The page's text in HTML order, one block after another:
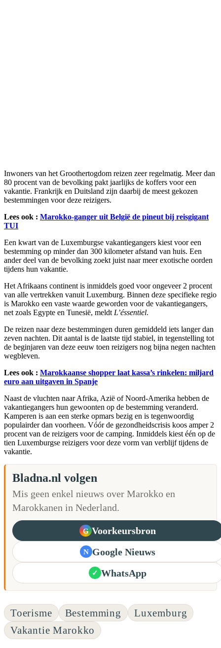
Inwoners van het Groothertogdom reizen zeer regelmatig. Meer dan
80 procent van de bevolking pakt jaarlijks de koffers voor een
vakantie. Frankrijk en Duitsland zijn daarbij de meest gekozen
bestemmingen voor deze reizigers.
Lees ook : Marokko-ganger uit België de pineut bij reisgigant
TUI
Een kwart van de Luxemburgse vakantiegangers kiest voor een
bestemming op minder dan 300 kilometer afstand van huis. Een
ander deel van de bevolking zoekt juist naar meer exotische oorden
tijdens hun vakantie.
Het Afrikaans continent is inmiddels goed voor ongeveer 2 procent
van alle vertrekken vanuit Luxemburg. Binnen deze specifieke regio
is Marokko een vaste waarde geworden voor de vakantiegangers,
net zoals Egypte en Tunesië, meldt L’éssentiel.
De reizen naar deze bestemmingen duren gemiddeld iets langer dan
zeven nachten. Dit aantal is de laatste tijd stabiel, in tegenstelling tot
de beginjaren van deze eeuw toen reizigers nog bijna negen nachten
wegbleven.
Lees ook : Marokkaanse shopper laat kassa’s rinkelen: miljard
euro aan uitgaven in Spanje
Naast de vluchten naar Afrika, Azië of Noord-Amerika hebben de
vakantiegangers hun gewoonten op de bestemming veranderd.
Kamperen is aan een sterke opmars bezig en is tegenwoordig
populairder dan voorheen. Vóór de gezondheidscrisis koos amper 2
procent van de reizigers voor de camping. Inmiddels kiest één op de
tien Luxemburgse reizigers voor deze vorm van verblijf tijdens de
vakantie.
Bladna.nl volgen
Mis geen enkel nieuws over Marokko en
Marokkanen in Nederland.
G Voorkeursbron
N Google Nieuws
✓ WhatsApp
Toerisme Bestemming
Luxemburg
Vakantie Marokko